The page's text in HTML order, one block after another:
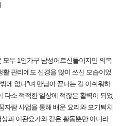
모두 1인가구 남성어르신들이지만 의복
관리에도 신경을 많이 쓰신 모습이었
에 없다”며 만남이 끝나는 걸 아쉬워하
다소 적적한 일상에 적잖은 활력이 되었
자람 사업을 통해 배운 요리와 모기퇴치
과 이완요가와 같은 활동뿐만 아니라